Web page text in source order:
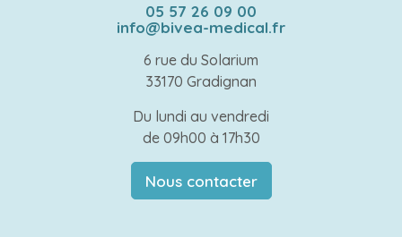
05 57 26 09 00
info@bivea-medical.fr
6 rue du Solarium
33170 Gradignan
Du lundi au vendredi
de 09h00 à 17h30
Nous contacter